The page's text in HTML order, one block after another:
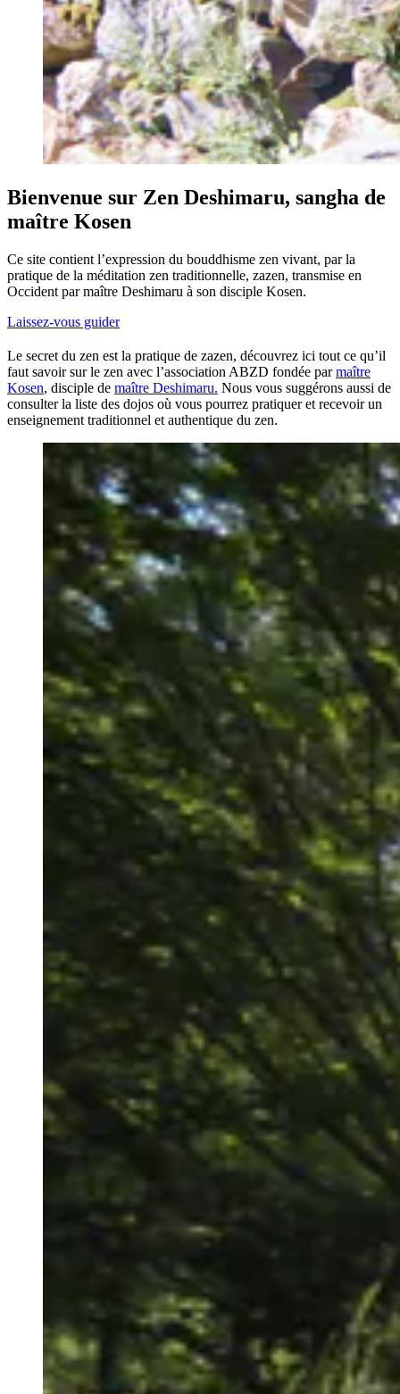
Bienvenue sur Zen Deshimaru, sangha de
maître Kosen
Ce site contient l’expression du bouddhisme zen vivant, par la
pratique de la méditation zen traditionnelle, zazen, transmise en
Occident par maître Deshimaru à son disciple Kosen.
Laissez-vous guider
Le secret du zen est la pratique de zazen, découvrez ici tout ce qu’il
faut savoir sur le zen avec l’association ABZD fondée parmaître
Kosen, disciple de maître Deshimaru. Nous vous suggérons aussi de
consulter la liste des dojos où vous pourrez pratiquer et recevoir un
enseignement traditionnel et authentique du zen.